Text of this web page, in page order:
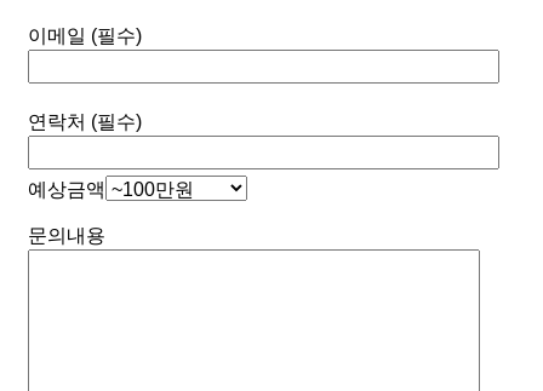
이메일 (필수)
연락처 (필수)
예상금액
문의내용